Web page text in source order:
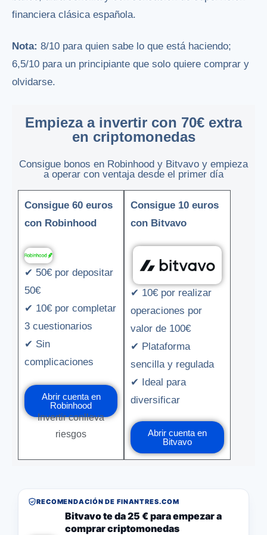
financiera clásica española.
Nota: 8/10 para quien sabe lo que está haciendo;
6,5/10 para un principiante que solo quiere comprar y
olvidarse.
Empieza a invertir con 70€ extra
en criptomonedas
Consigue bonos en Robinhood y Bitvavo y empieza
a operar con ventaja desde el primer día
Consigue 60 euros
con Robinhood
✔ 50€ por depositar
50€
✔ 10€ por completar
3 cuestionarios
✔ Sin
complicaciones
Abrir cuenta en
Robinhood
Invertir conlleva
riesgos
Consigue 10 euros
con Bitvavo
✔ 10€ por realizar
operaciones por
valor de 100€
✔ Plataforma
sencilla y regulada
✔ Ideal para
diversificar
Abrir cuenta en
Bitvavo
RECOMENDACIÓN DE FINANTRES.COM
Bitvavo te da 25 € para empezar a
comprar criptomonedas